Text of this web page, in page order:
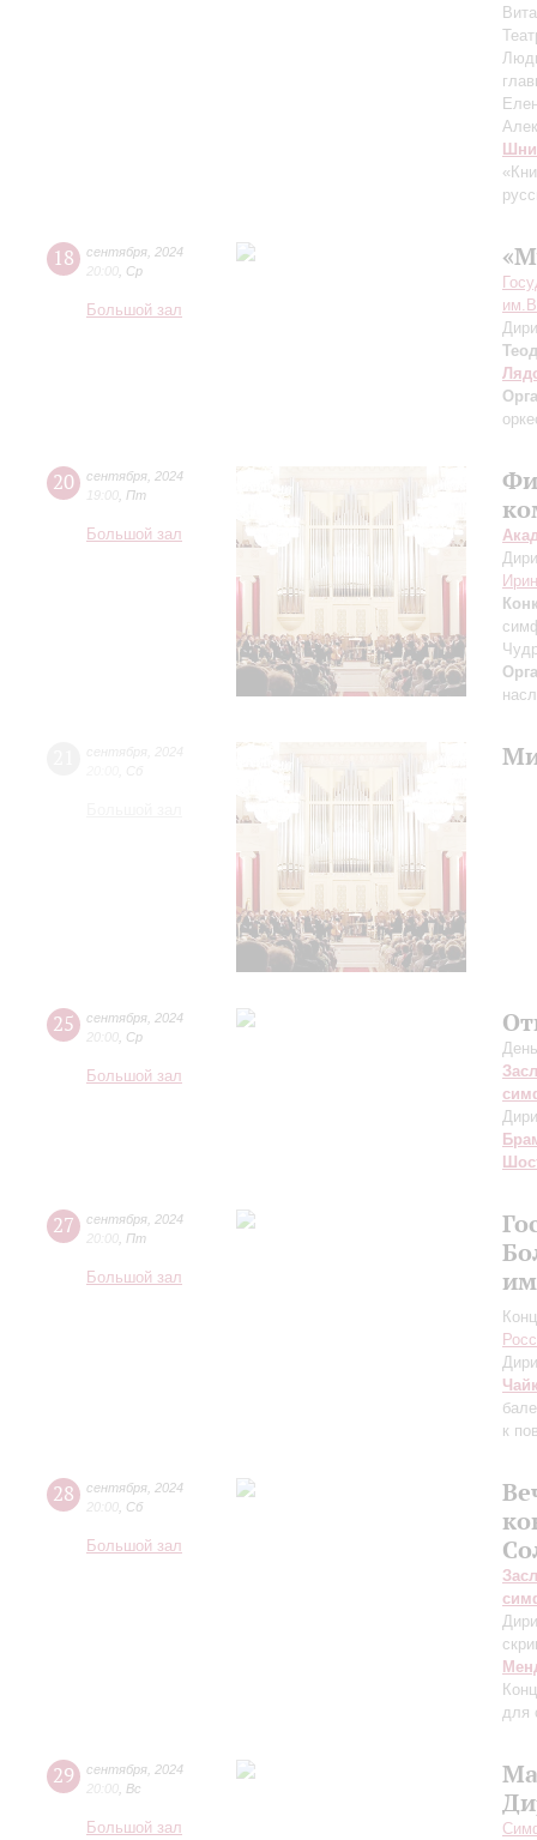
18 сентября 2024
20:00 Ср
Большой зал
20 сентября 2024
19:00 Пт
Большой зал
25 сентября 2024
20:00 Ср
Большой зал
27 сентября 2024
20:00 Пт
Большой зал
к
28 сентября 2024
20:00 Сб
Большой зал
для
29 сентября 2024
20:00 Вс
Большой зал